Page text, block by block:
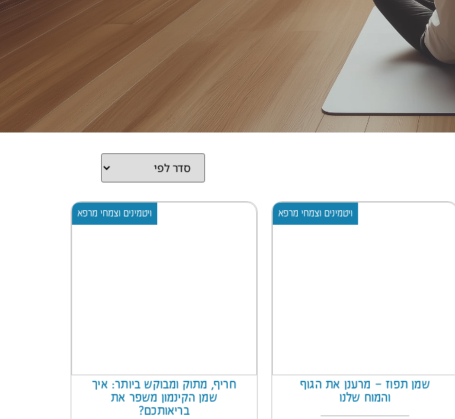
ויטמינים וצמחי מרפא
שמן תפוז – מרענן את הגוף
והמוח שלנו
ויטמינים וצמחי מרפא
חריף, מתוק ומבוקש ביותר: איך
שמן הקינמון משפר את
בריאותכם?